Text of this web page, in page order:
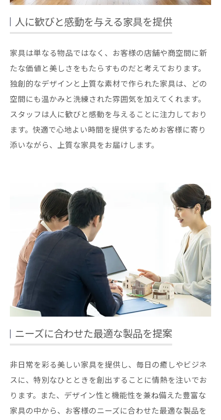
人に歓びと感動を与える家具を提供
家具は単なる物品ではなく、お客様の店舗や商空間に新
たな価値と美しさをもたらすものだと考えております。
独創的なデザインと上質な素材で作られた家具は、どの
空間にも温かみと洗練された雰囲気を加えてくれます。
スタッフは人に歓びと感動を与えることに注力しており
ます。快適で心地よい時間を提供するためお客様に寄り
添いながら、上質な家具をお届けします。
ニーズに合わせた最適な製品を提案
非日常を彩る美しい家具を提供し、毎日の癒しやビジネ
スに、特別なひとときを創出することに情熱を注いでお
ります。また、デザイン性と機能性を兼ね備えた豊富な
家具の中から、お客様のニーズに合わせた最適な製品を